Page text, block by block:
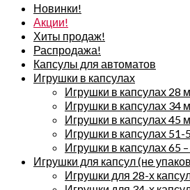
Новинки!
Акции!
Хиты продаж!
Распродажа!
Капсулы для автоматов
Игрушки в капсулах
Игрушки в капсулах 28
Игрушки в капсулах 34
Игрушки в капсулах 45
Игрушки в капсулах 51-
Игрушки в капсулах 65
Игрушки для капсул (не
Игрушки для 28-х